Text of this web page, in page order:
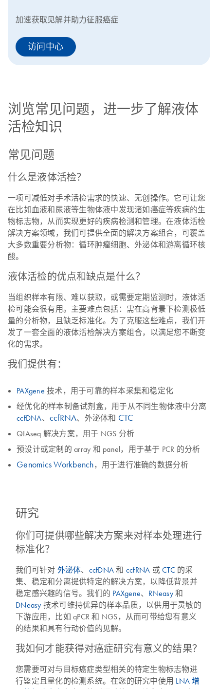
加速获取见解并助力征服癌症
访问中心
浏览常见问题，进一步了解液体
活检知识
常见问题
什么是液体活检？
一项可减低对手术活检需求的快速、无创操作。它可让您
在比如血液和尿液等生物体液中发现诸如癌症等疾病的生
物标志物，从而实现更好的疾病检测和管理。在液体活检
解决方案领域，我们可提供全面的解决方案组合，可覆盖
大多数重要分析物：循环肿瘤细胞、外泌体和游离循环核
酸。
液体活检的优点和缺点是什么？
当组织样本有限、难以获取，或需要定期监测时，液体活
检可能会很有用。主要难点包括：需在高背景下检测极低
量的分析物，且缺乏标准化。为了克服这些难点，我们开
发了一套全面的液体活检解决方案组合，以满足您不断变
化的需求。
我们提供有：
PAXgene 技术，用于可靠的样本采集和稳定化
经优化的样本制备试剂盒，用于从不同生物体液中分离
ccfDNA、 ccfRNA、外泌体和 CTC
QIAseq 解决方案，用于 NGS 分析
预设计或定制的 array 和 panel，用于基于 PCR 的分析
Genomics Workbench ，用于进行准确的数据分析
研究
你们可提供哪些解决方案来对样本处理进行
标准化？
我们可针对 外泌体、 ccfDNA 和 ccfRNA 或 CTC的采
集、稳定和分离提供特定的解决方案，以降低背景并
稳定感兴趣的信号。我们的 PAXgene、 RNeasy和
DNeasy 技术可维持优异的样本品质，以供用于灵敏的
下游应用，比如 qPCR 和 NGS，从而可带给您有意义
的结果和具有行动价值的见解。
我如何才能获得对癌症研究有意义的结果？
您需要可对与目标癌症类型相关的特定生物标志物进
行鉴定且量化的检测系统。在您的研究中使用 LNA 增